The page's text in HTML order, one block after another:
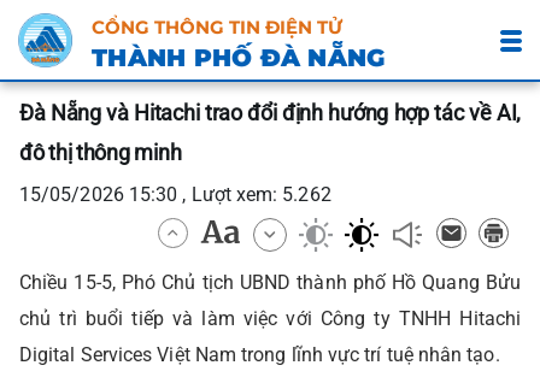
CỔNG THÔNG TIN ĐIỆN TỬ
THÀNH PHỐ ĐÀ NẴNG
Đà Nẵng và Hitachi trao đổi định hướng hợp tác về AI,
đô thị thông minh
15/05/2026 15:30 , Lượt xem: 5.262
Chiều 15-5, Phó Chủ tịch UBND thành phố Hồ Quang Bửu
chủ trì buổi tiếp và làm việc với Công ty TNHH Hitachi
Digital Services Việt Nam trong lĩnh vực trí tuệ nhân tạo.